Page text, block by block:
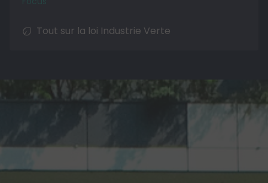
Tout sur la loi Industrie Verte